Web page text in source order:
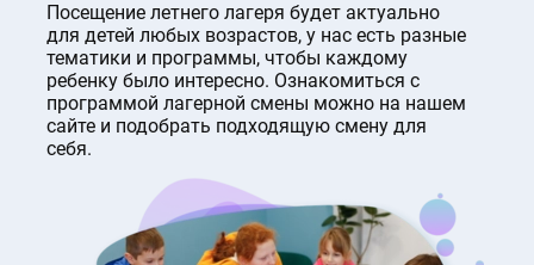
Посещение летнего лагеря будет актуально
для детей любых возрастов, у нас есть разные
тематики и программы, чтобы каждому
ребенку было интересно. Ознакомиться с
программой лагерной смены можно на нашем
сайте и подобрать подходящую смену для
себя.